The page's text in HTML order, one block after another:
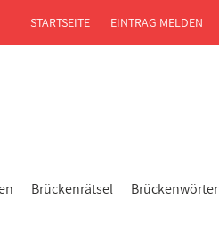
Brückenrätsel Brückenwörter
STARTSEITE EINTRAG MELDEN